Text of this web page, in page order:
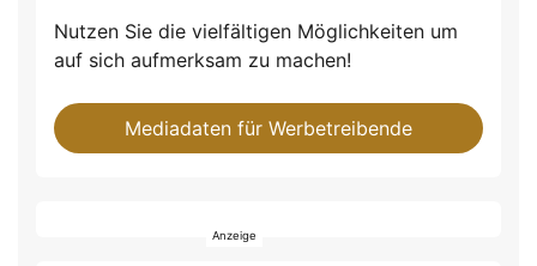
Nutzen Sie die vielfältigen Möglichkeiten um
auf sich aufmerksam zu machen!
Mediadaten für Werbetreibende